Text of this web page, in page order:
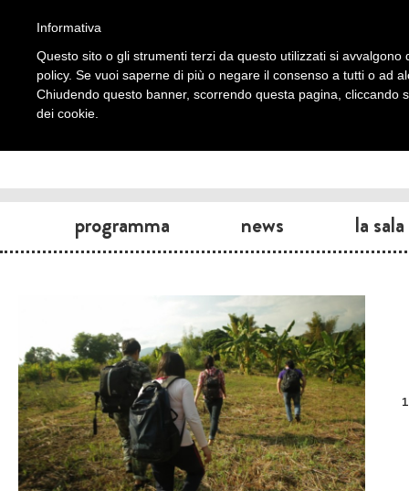
programma news la sala
Informativa
Questo sito o gli strumenti terzi da questo utilizzati si
policy. Se vuoi saperne di più o negare il consenso a tutti o ad
Chiudendo questo banner, scorrendo questa pagina, cliccando
dei cookie.